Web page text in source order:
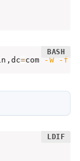
=com -W -f